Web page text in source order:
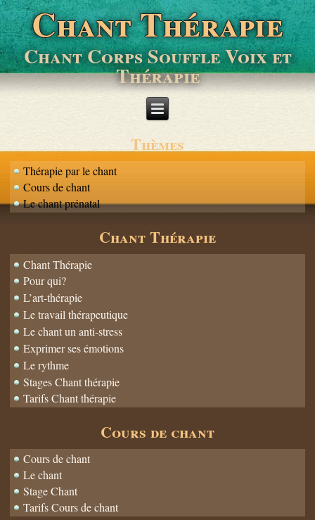
Chant Thérapie
Chant Corps Souffle Voix et
Thérapie
Thèmes
Thérapie par le chant
Cours de chant
Le chant prénatal
Chant Thérapie
Chant Thérapie
Pour qui?
L’art-thérapie
Le travail thérapeutique
Le chant un anti-stress
Exprimer ses émotions
Le rythme
Stages Chant thérapie
Tarifs Chant thérapie
Cours de chant
Cours de chant
Le chant
Stage Chant
Tarifs Cours de chant